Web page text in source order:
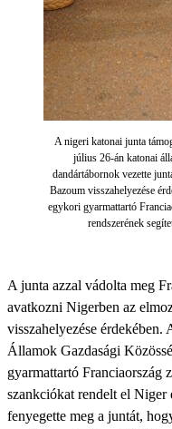
A nigeri katonai junta
július 26-án katonai
dandártábornok vezette
Bazoum visszahelyezése
egykori gyarmattartó
rendszerének
A junta azzal vádolta meg
avatkozni Nigerben az
visszahelyezése
Államok Gazdasági
gyarmattartó
szankciókat rendelt el Niger
fenyegette meg a juntát,